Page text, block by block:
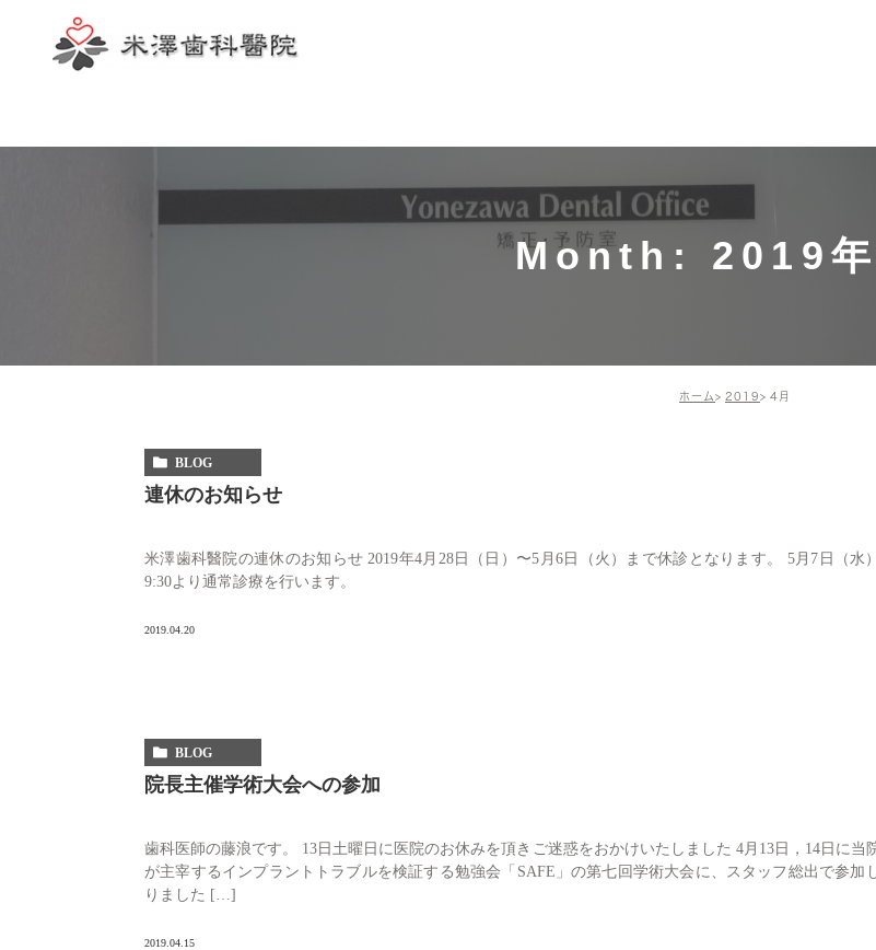
一般歯科（保険診
Month: 2019年
ホーム 2019 4月
BLOG
連休のお知らせ
米澤歯科醫院の連休のお知らせ 2019年4月28日（日）〜5月6日（火）まで休診となります。 5月7日（水
9:30より通常診療を行います。
2019.04.20
BLOG
院長主催学術大会への参加
歯科医師の藤浪です。 13日土曜日に医院のお休みを頂きご迷惑をおかけいたしました 4月13日，14日に当
が主宰するインプラントトラブルを検証する勉強会「SAFE」の第七回学術大会に、スタッフ総出で参加
りました […]
2019.04.15